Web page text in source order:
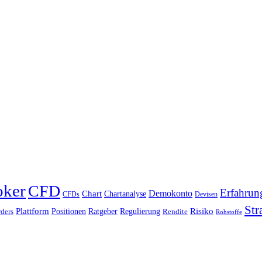
CFD CFDs Chart Chartanalyse Demokonto Devisen
Plattform Positionen Ratgeber Regulierung Rendite Risiko Rohstoffe